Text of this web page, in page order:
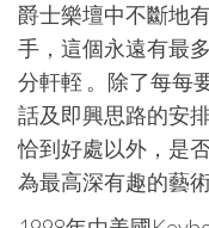
爵士樂壇中不斷地
手，這個永遠有最
分軒輊 。除了每每
話及即興思路的安
恰到好處以外，是
為最高深有趣的藝術